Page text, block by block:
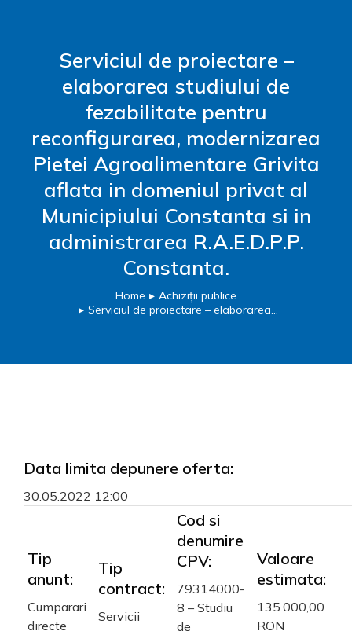
Serviciul de proiectare –
elaborarea studiului de
fezabilitate pentru
reconfigurarea, modernizarea
Pietei Agroalimentare Grivita
aflata in domeniul privat al
Municipiului Constanta si in
administrarea R.A.E.D.P.P.
Constanta.
Home
Achiziții publice
Serviciul de proiectare – elaborarea…
Data limita depunere oferta:
30.05.2022 12:00
Tip
anunt:
Cumparari
directe
Tip
contract:
Servicii
Cod si
denumire
CPV:
79314000-
8 – Studiu
de
Valoare
estimata:
135.000,00
RON